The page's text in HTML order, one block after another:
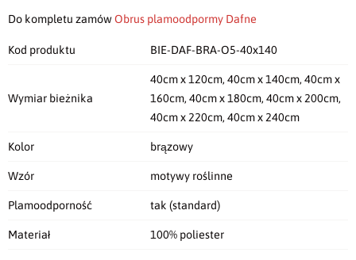
Do kompletu zamówObrus plamoodpormy Dafne
Kod produktu BIE-DAF-BRA-O5-40x140
Wymiar bieżnika
40cm x 120cm, 40cm x 140cm, 40cm x
160cm, 40cm x 180cm, 40cm x 200cm,
40cm x 220cm, 40cm x 240cm
Kolor brązowy
Wzór motywy roślinne
Plamoodporność tak (standard)
Materiał 100% poliester